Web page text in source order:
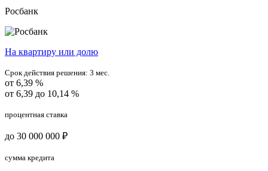
Росбанк
На квартиру или долю
Срок действия решения: 3 мес.
от 6,39 %
от 6,39 до 10,14 %
процентная ставка
до 30 000 000 ₽
сумма кредита